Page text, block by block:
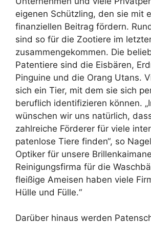
eigenen Schützling, den sie mit
finanziellen Beitrag fördern.
sind so für die Zootiere im
zusammengekommen. Die
Patentiere sind die Eisbären,
Pinguine und die Orang Utans.
sich ein Tier, mit dem sie sich
beruflich identifizieren können.
wünschen wir uns natürlich,
zahlreiche Förderer für viele
patenlose Tiere finden“, so
Optiker für unsere
Reinigungsfirma für die
fleißige Ameisen haben viele
Hülle und Fülle.“
Darüber hinaus werden